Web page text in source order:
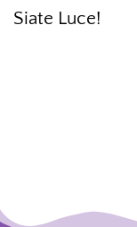
Siate Luce!